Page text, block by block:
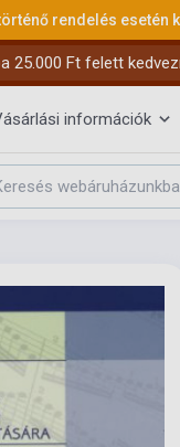
rendelés esetén
25.000 Ft felett
információk